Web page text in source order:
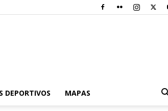
DEPORTIVOS MAPAS